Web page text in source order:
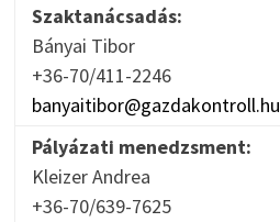
Szaktanácsadás:
Bányai Tibor
+36-70/411-2246
banyaitibor@gazdakontroll.hu
Pályázati menedzsment:
Kleizer Andrea
+36-70/639-7625